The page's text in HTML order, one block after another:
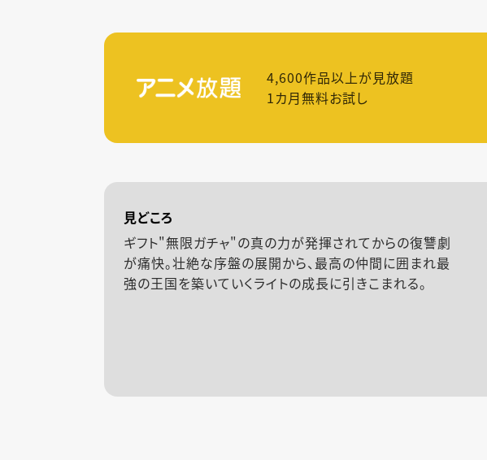
4,600作品以上が見放題
1カ月無料お試し
見どころ
ギフト"無限ガチャ"の真の力が発揮されてからの復讐劇
が痛快。壮絶な序盤の展開から、最高の仲間に囲まれ最
強の王国を築いていくライトの成長に引きこまれる。